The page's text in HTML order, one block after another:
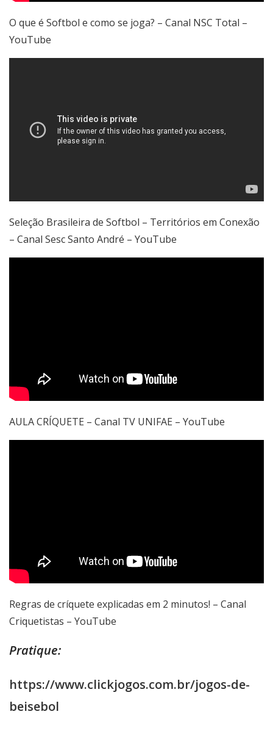
O que é Softbol e como se joga? – Canal NSC Total –
YouTube
Seleção Brasileira de Softbol – Territórios em Conexão
– Canal Sesc Santo André – YouTube
AULA CRÍQUETE – Canal TV UNIFAE – YouTube
Regras de críquete explicadas em 2 minutos! – Canal
Criquetistas – YouTube
Pratique:
https://www.clickjogos.com.br/jogos-de-
beisebol